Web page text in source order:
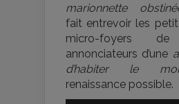
marionnette
fait entrevoir les
micro-foyers de
annonciateurs d’une
d’habiter le
renaissance possible.